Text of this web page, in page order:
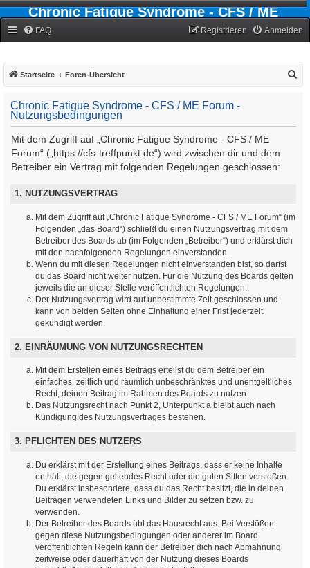
Chronic Fatigue Syndrome - CFS / ME
FAQ Anmelden
Registrieren
Startseite Foren-Übersicht
Chronic Fatigue Syndrome - CFS / ME Forum -
Nutzungsbedingungen
Mit dem Zugriff auf „Chronic Fatigue Syndrome - CFS / ME
Forum“ („https://cfs-treffpunkt.de“) wird zwischen dir und dem
Betreiber ein Vertrag mit folgenden Regelungen geschlossen:
1. NUTZUNGSVERTRAG
Mit dem Zugriff auf „Chronic Fatigue Syndrome - CFS / ME Forum“ (im
Folgenden „das Board“) schließt du einen Nutzungsvertrag mit dem
Betreiber des Boards ab (im Folgenden „Betreiber“) und erklärst dich
mit den nachfolgenden Regelungen einverstanden.
Wenn du mit diesen Regelungen nicht einverstanden bist, so darfst
du das Board nicht weiter nutzen. Für die Nutzung des Boards gelten
jeweils die an dieser Stelle veröffentlichten Regelungen.
Der Nutzungsvertrag wird auf unbestimmte Zeit geschlossen und
kann von beiden Seiten ohne Einhaltung einer Frist jederzeit
gekündigt werden.
2. EINRÄUMUNG VON NUTZUNGSRECHTEN
Mit dem Erstellen eines Beitrags erteilst du dem Betreiber ein
einfaches, zeitlich und räumlich unbeschränktes und unentgeltliches
Recht, deinen Beitrag im Rahmen des Boards zu nutzen.
Das Nutzungsrecht nach Punkt 2, Unterpunkt a bleibt auch nach
Kündigung des Nutzungsvertrages bestehen.
3. PFLICHTEN DES NUTZERS
Du erklärst mit der Erstellung eines Beitrags, dass er keine Inhalte
enthält, die gegen geltendes Recht oder die guten Sitten verstoßen.
Du erklärst insbesondere, dass du das Recht besitzt, die in deinen
Beiträgen verwendeten Links und Bilder zu setzen bzw. zu
verwenden.
Der Betreiber des Boards übt das Hausrecht aus. Bei Verstößen
gegen diese Nutzungsbedingungen oder anderer im Board
veröffentlichten Regeln kann der Betreiber dich nach Abmahnung
zeitweise oder dauerhaft von der Nutzung dieses Boards